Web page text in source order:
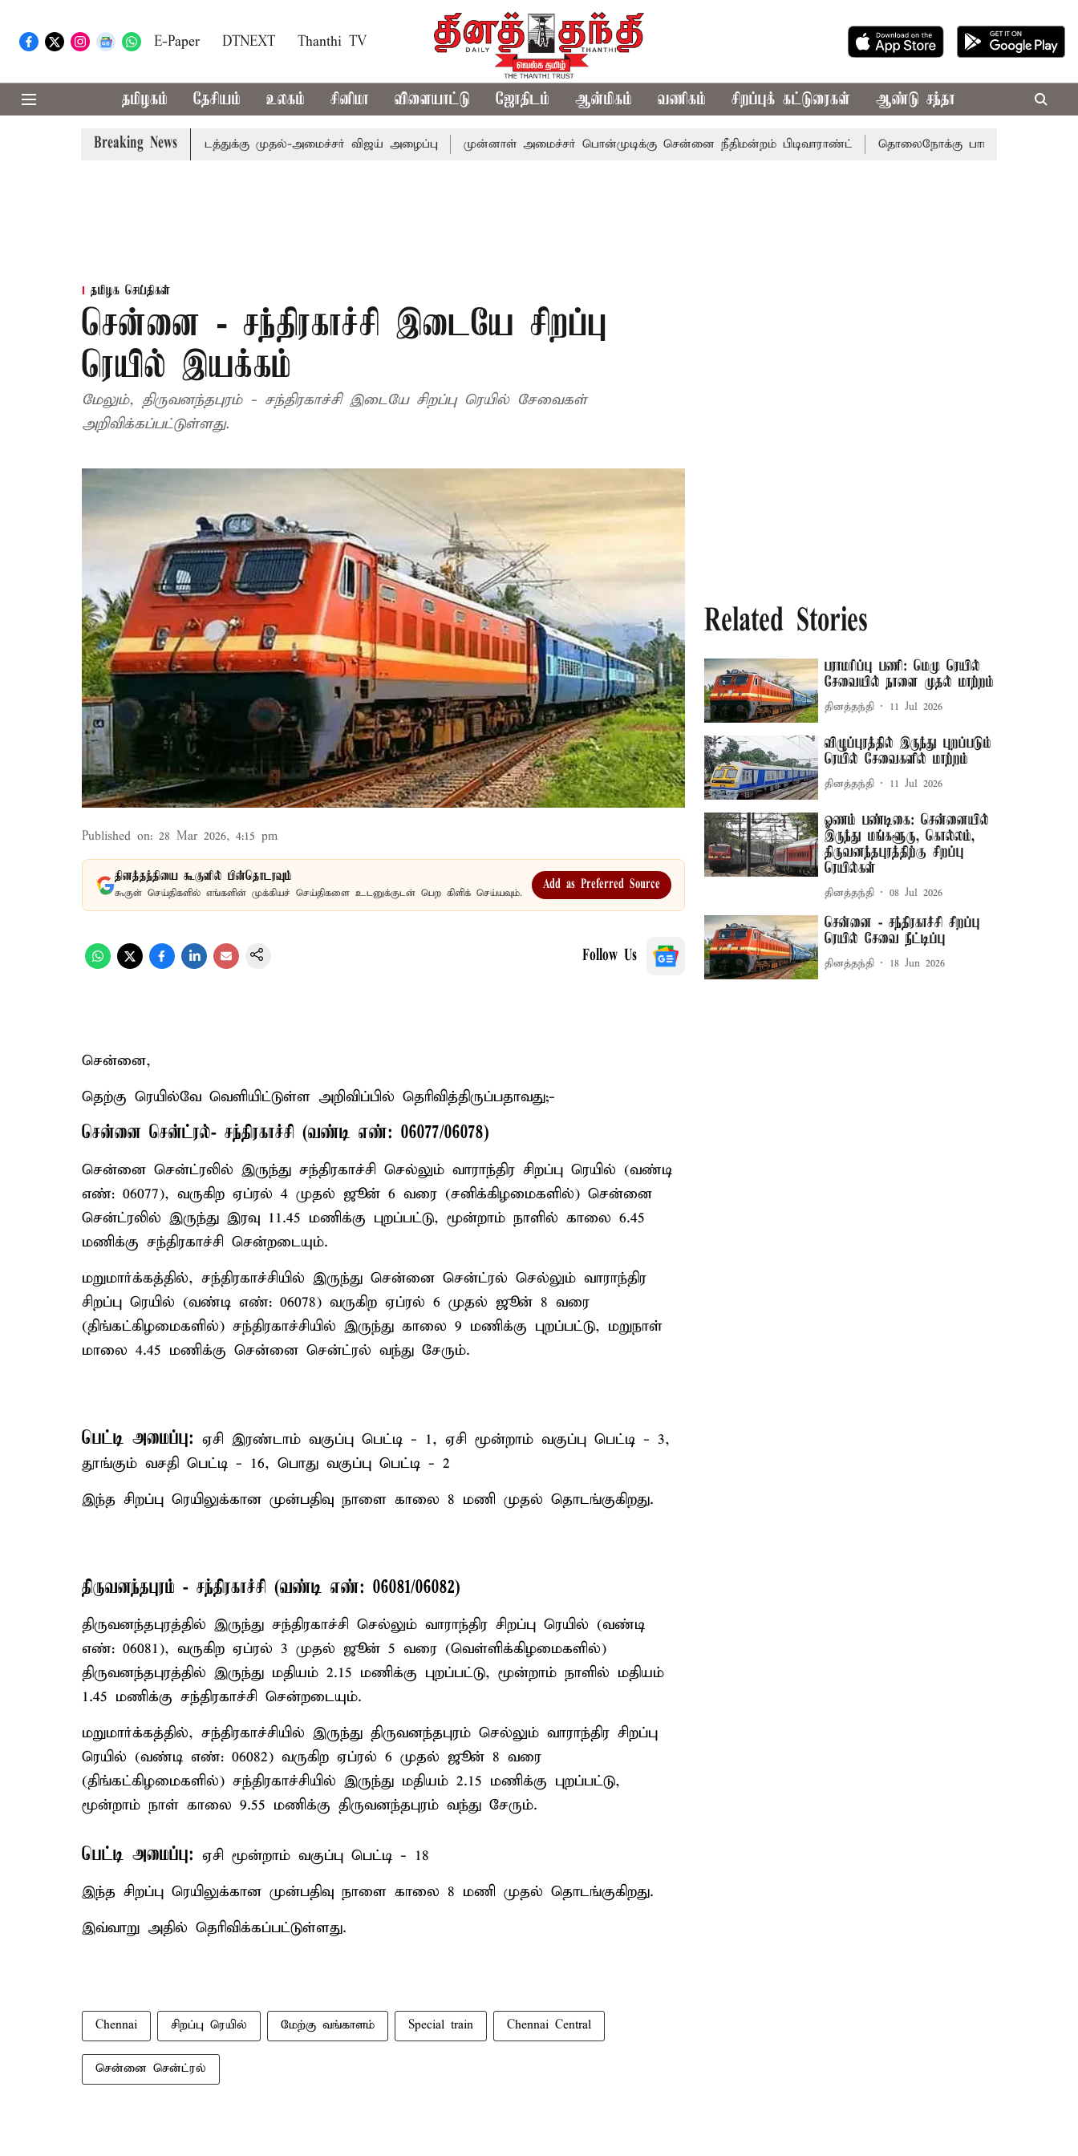
E-Paper DTNEXT Thanthi TV
தமிழகம் தேசியம் உலகம் சினிமா விளையாட்டு ஜோதிடம் ஆன்மிகம் வணிகம் சிறப்புக் கட்டுரைகள் ஆண்டு சந்தா
Breaking News
எம்.பி.க்கள் கூட்டத்துக்கு முதல்-அமைச்சர் விஜய் அழைப்பு முன்னாள் அமைச்சர் பொன்முடிக்கு சென்னை நீதிமன்றம் பிடிவாராண்ட் தொலைநோக்கு பார்வையுடன் கூடிய
தமிழக செய்திகள்
சென்னை - சந்திரகாச்சி இடையே சிறப்பு
ரெயில் இயக்கம்
மேலும், திருவனந்தபுரம் - சந்திரகாச்சி இடையே சிறப்பு ரெயில் சேவைகள்
அறிவிக்கப்பட்டுள்ளது.
Published on: 28 Mar 2026, 4:15 pm
தினத்தந்தியை கூகுளில் பின்தொடரவும்
கூகுள் செய்திகளில் எங்களின் முக்கியச் செய்திகளை உடனுக்குடன் பெற கிளிக் செய்யவும்.
Add as Preferred Source
Follow Us
சென்னை,
தெற்கு ரெயில்வே வெளியிட்டுள்ள அறிவிப்பில் தெரிவித்திருப்பதாவது;-
சென்னை சென்ட்ரல்- சந்திரகாச்சி (வண்டி எண்: 06077/06078)
சென்னை சென்ட்ரலில் இருந்து சந்திரகாச்சி செல்லும் வாராந்திர சிறப்பு ரெயில் (வண்டி
எண்: 06077), வருகிற ஏப்ரல் 4 முதல் ஜூன் 6 வரை (சனிக்கிழமைகளில்) சென்னை
சென்ட்ரலில் இருந்து இரவு 11.45 மணிக்கு புறப்பட்டு, மூன்றாம் நாளில் காலை 6.45
மணிக்கு சந்திரகாச்சி சென்றடையும்.
மறுமார்க்கத்தில், சந்திரகாச்சியில் இருந்து சென்னை சென்ட்ரல் செல்லும் வாராந்திர
சிறப்பு ரெயில் (வண்டி எண்: 06078) வருகிற ஏப்ரல் 6 முதல் ஜூன் 8 வரை
(திங்கட்கிழமைகளில்) சந்திரகாச்சியில் இருந்து காலை 9 மணிக்கு புறப்பட்டு, மறுநாள்
மாலை 4.45 மணிக்கு சென்னை சென்ட்ரல் வந்து சேரும்.
பெட்டி அமைப்பு: ஏசி இரண்டாம் வகுப்பு பெட்டி - 1, ஏசி மூன்றாம் வகுப்பு பெட்டி - 3,
தூங்கும் வசதி பெட்டி - 16, பொது வகுப்பு பெட்டி - 2
இந்த சிறப்பு ரெயிலுக்கான முன்பதிவு நாளை காலை 8 மணி முதல் தொடங்குகிறது.
திருவனந்தபுரம் - சந்திரகாச்சி (வண்டி எண்: 06081/06082)
திருவனந்தபுரத்தில் இருந்து சந்திரகாச்சி செல்லும் வாராந்திர சிறப்பு ரெயில் (வண்டி
எண்: 06081), வருகிற ஏப்ரல் 3 முதல் ஜூன் 5 வரை (வெள்ளிக்கிழமைகளில்)
திருவனந்தபுரத்தில் இருந்து மதியம் 2.15 மணிக்கு புறப்பட்டு, மூன்றாம் நாளில் மதியம்
1.45 மணிக்கு சந்திரகாச்சி சென்றடையும்.
மறுமார்க்கத்தில், சந்திரகாச்சியில் இருந்து திருவனந்தபுரம் செல்லும் வாராந்திர சிறப்பு
ரெயில் (வண்டி எண்: 06082) வருகிற ஏப்ரல் 6 முதல் ஜூன் 8 வரை
(திங்கட்கிழமைகளில்) சந்திரகாச்சியில் இருந்து மதியம் 2.15 மணிக்கு புறப்பட்டு,
மூன்றாம் நாள் காலை 9.55 மணிக்கு திருவனந்தபுரம் வந்து சேரும்.
பெட்டி அமைப்பு: ஏசி மூன்றாம் வகுப்பு பெட்டி - 18
இந்த சிறப்பு ரெயிலுக்கான முன்பதிவு நாளை காலை 8 மணி முதல் தொடங்குகிறது.
இவ்வாறு அதில் தெரிவிக்கப்பட்டுள்ளது.
Chennai சிறப்பு ரெயில் மேற்கு வங்காளம் Special train Chennai Central
சென்னை சென்ட்ரல்
Related Stories
பராமரிப்பு பணி: மெமு ரெயில்
சேவையில் நாளை முதல் மாற்றம்
தினத்தந்தி 11 Jul 2026
விழுப்புரத்தில் இருந்து புறப்படும்
ரெயில் சேவைகளில் மாற்றம்
தினத்தந்தி 11 Jul 2026
ஓணம் பண்டிகை: சென்னையில்
இருந்து மங்களூரு, கொல்லம்,
திருவனந்தபுரத்திற்கு சிறப்பு
ரெயில்கள்
தினத்தந்தி 08 Jul 2026
சென்னை - சந்திரகாச்சி சிறப்பு
ரெயில் சேவை நீட்டிப்பு
தினத்தந்தி 18 Jun 2026